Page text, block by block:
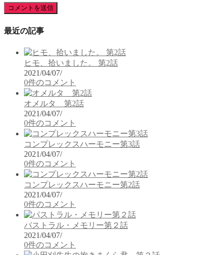
最近の記事
ヒモ、拾いました。 第2話
2021/04/07/
0件のコメント
オメルタ 第2話
2021/04/07/
0件のコメント
コンプレックスハーモニー第3話
2021/04/07/
0件のコメント
コンプレックスハーモニー第2話
2021/04/07/
0件のコメント
パストラル・メモリー第２話
2021/04/07/
0件のコメント